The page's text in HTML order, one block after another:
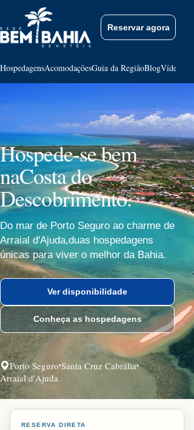
HospedagensAcomodaçõesGuia da RegiãoBlogVídeos
Reservar agora
Hospede-se bem
naCosta do
Descobrimento.
Do mar de Porto Seguro ao charme de
Arraial d'Ajuda,duas hospedagens
únicas para viver o melhor da Bahia.
Ver disponibilidade
Conheça as hospedagens
Porto Seguro•Santa Cruz Cabrália•
Arraial d'Ajuda
RESERVA DIRETA